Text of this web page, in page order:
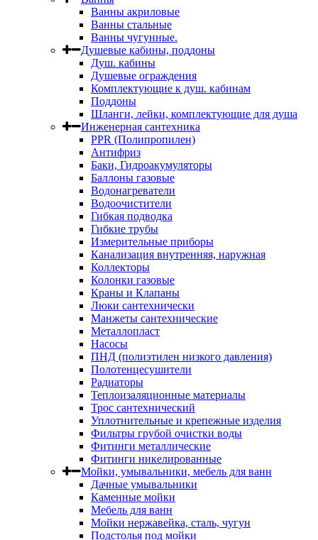
Ванны акриловые
Ванны стальные
Ванны чугунные.
Душевые кабины, поддоны
Душ. кабины
Душевые ограждения
Комплектующие к душ. кабинам
Поддоны
Шланги, лейки, комплектующие для душа
Инженерная сантехника
PPR (Полипропилен)
Антифриз
Баки, Гидроакумуляторы
Баллоны газовые
Водонагреватели
Водоочистители
Гибкая подводка
Гибкие трубы
Измерительные приборы
Канализация внутренняя, наружная
Коллекторы
Колонки газовые
Краны и Клапаны
Люки сантехнически
Манжеты сантехнические
Металлопласт
Насосы
ПНД (полиэтилен низкого давления)
Полотенцесушители
Радиаторы
Теплоизаляционные материалы
Трос сантехнический
Уплотнительные и крепежные изделия
Фильтры грубой очистки воды
Фитинги металлические
Фитинги никелированные
Мойки, умывальники, мебель для ванн
Дачные умывальники
Каменные мойки
Мебель для ванн
Мойки нержавейка, сталь, чугун
Подстолья под мойки